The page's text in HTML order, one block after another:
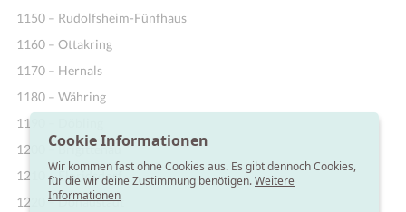
1150 – Rudolfsheim-Fünfhaus
1160 – Ottakring
1170 – Hernals
1180 – Währing
1190 – Döbling
1200 – Brigittenau
1210 – Floridsdorf
1220 – Donaustadt
Cookie Informationen
Wir kommen fast ohne Cookies aus. Es gibt dennoch Cookies,
für die wir deine Zustimmung benötigen.Weitere
Informationen